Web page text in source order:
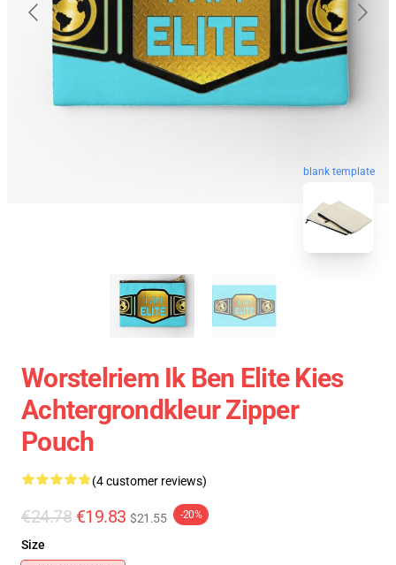
blank template
Worstelriem Ik Ben Elite Kies
Achtergrondkleur Zipper
Pouch
(4 customer reviews)
€24.78 €19.83 $21.55 -20%
Size